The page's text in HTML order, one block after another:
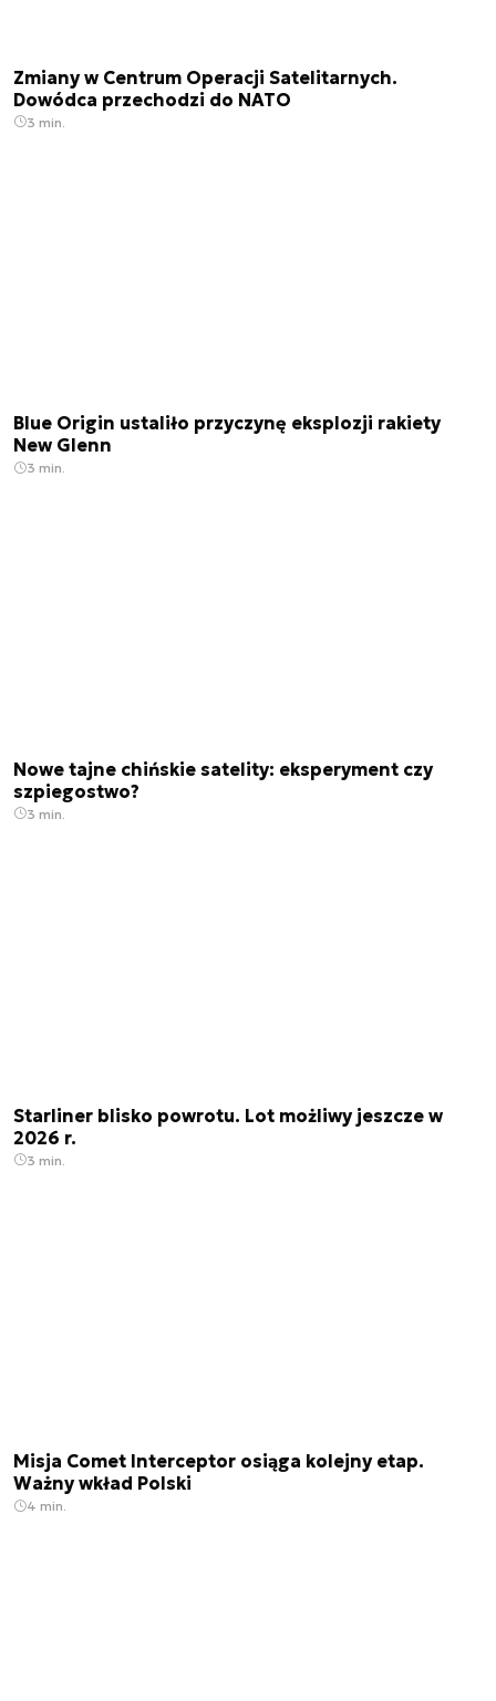
Zmiany w Centrum Operacji Satelitarnych.
Dowódca przechodzi do NATO
3 min.
Blue Origin ustaliło przyczynę eksplozji rakiety
New Glenn
3 min.
Nowe tajne chińskie satelity: eksperyment czy
szpiegostwo?
3 min.
Starliner blisko powrotu. Lot możliwy jeszcze w
2026 r.
3 min.
Misja Comet Interceptor osiąga kolejny etap.
Ważny wkład Polski
4 min.